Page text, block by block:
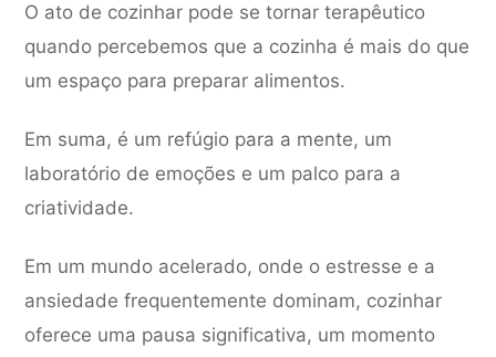
O ato de cozinhar pode se tornar terapêutico
quando percebemos que a cozinha é mais do que
um espaço para preparar alimentos.
Em suma, é um refúgio para a mente, um
laboratório de emoções e um palco para a
criatividade.
Em um mundo acelerado, onde o estresse e a
ansiedade frequentemente dominam, cozinhar
oferece uma pausa significativa, um momento